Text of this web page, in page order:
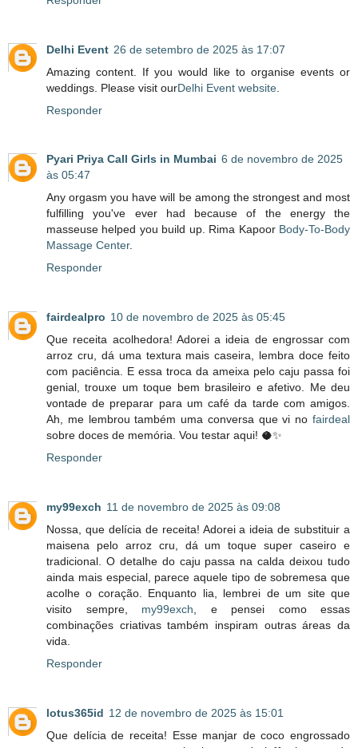
Delhi Event 26 de setembro de 2025 às 17:07
Amazing content. If you would like to organise events or
weddings. Please visit ourDelhi Event website
Responder
Pyari Priya Call Girls in Mumbai 6 de novembro de 2025
às 05:47
Any orgasm you have will be among the strongest and most
fulfilling you've ever had because of the energy the
masseuse helped you build up. Rima Kapoor Body-To-Body
Massage Center.
Responder
fairdealpro 10 de novembro de 2025 às 05:45
Que receita acolhedora! Adorei a ideia de engrossar com
arroz cru, dá uma textura mais caseira, lembra doce feito
com paciência. E essa troca da ameixa pelo caju passa foi
genial, trouxe um toque bem brasileiro e afetivo. Me deu
vontade de preparar para um café da tarde com amigos.
Ah, me lembrou também uma conversa que vi no fairdeal
sobre doces de memória. Vou testar aqui! 🥥✨
Responder
my99exch 11 de novembro de 2025 às 09:08
Nossa, que delícia de receita! Adorei a ideia de substituir a
maisena pelo arroz cru, dá um toque super caseiro e
tradicional. O detalhe do caju passa na calda deixou tudo
ainda mais especial, parece aquele tipo de sobremesa que
acolhe o coração. Enquanto lia, lembrei de um site que
visito sempre, my99exch, e pensei como essas
combinações criativas também inspiram outras áreas da
vida.
Responder
lotus365id 12 de novembro de 2025 às 15:01
Que delícia de receita! Esse manjar de coco engrossado